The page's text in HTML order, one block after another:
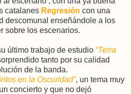
catalanes Regresión con una
descomunal enseñándole a los
sobre los escenarios.
último trabajo de estudio “Terra
tanto por su calidad
de la banda.
en la Oscuridad”, un tema muy
concierto y que no dejó